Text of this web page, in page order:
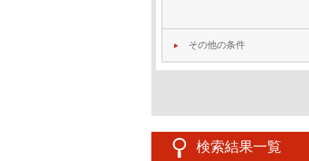
その他の条件
検索結果一覧